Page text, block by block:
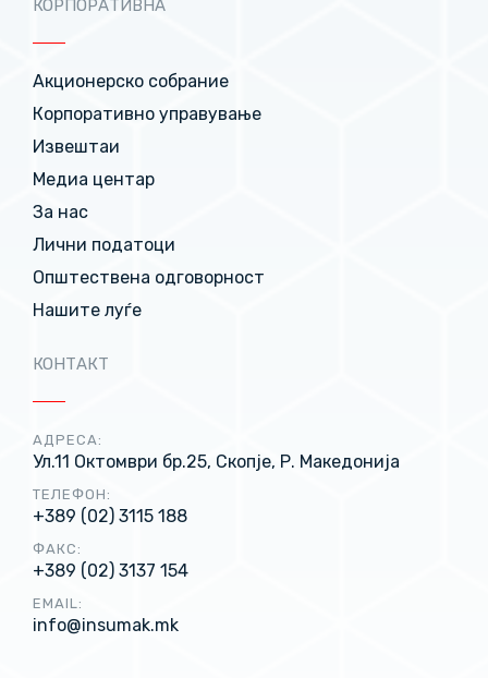
КОРПОРАТИВНА
Акционерско собрание
Корпоративно управување
Извештаи
Медиа центар
За нас
Лични податоци
Општествена одговорност
Нашите луѓе
КОНТАКТ
АДРЕСА:
Ул.11 Октомври бр.25, Скопје, Р. Македонија
ТЕЛЕФОН:
+389 (02) 3115 188
ФАКС:
+389 (02) 3137 154
EMAIL:
info@insumak.mk